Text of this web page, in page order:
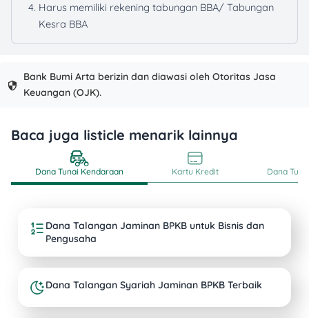
Harus memiliki rekening tabungan BBA/ Tabungan
Kesra BBA
Bank Bumi Arta berizin dan diawasi oleh Otoritas Jasa
Keuangan (OJK).
Baca juga listicle menarik lainnya
Dana Tunai Kendaraan Kartu Kredit Dana
Dana Talangan Jaminan BPKB untuk Bisnis dan
Pengusaha
Dana Talangan Syariah Jaminan BPKB Terbaik